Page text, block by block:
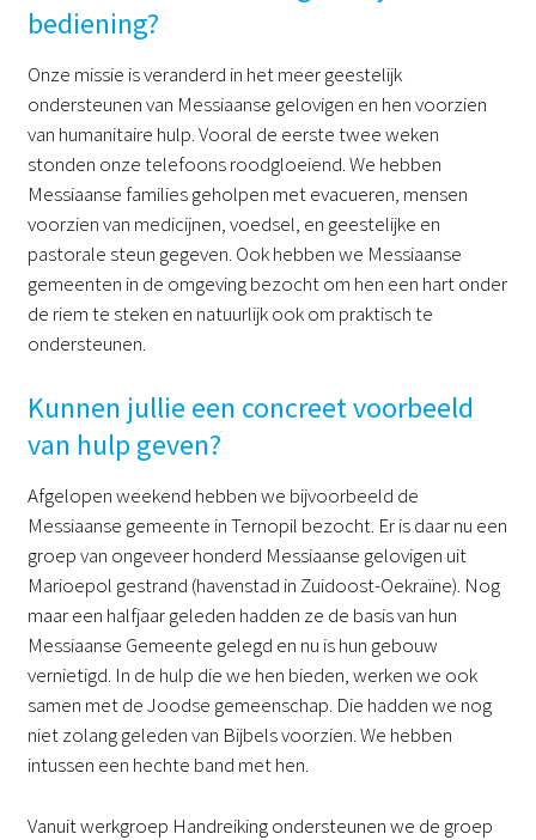
bediening?
Onze missie is veranderd in het meer geestelijk
ondersteunen van Messiaanse gelovigen en hen voorzien
van humanitaire hulp. Vooral de eerste twee weken
stonden onze telefoons roodgloeiend. We hebben
Messiaanse families geholpen met evacueren, mensen
voorzien van medicijnen, voedsel, en geestelijke en
pastorale steun gegeven. Ook hebben we Messiaanse
gemeenten in de omgeving bezocht om hen een hart onder
de riem te steken en natuurlijk ook om praktisch te
ondersteunen.
Kunnen jullie een concreet voorbeeld
van hulp geven?
Afgelopen weekend hebben we bijvoorbeeld de
Messiaanse gemeente in Ternopil bezocht. Er is daar nu een
groep van ongeveer honderd Messiaanse gelovigen uit
Marioepol gestrand (havenstad in Zuidoost-Oekraïne). Nog
maar een halfjaar geleden hadden ze de basis van hun
Messiaanse Gemeente gelegd en nu is hun gebouw
vernietigd. In de hulp die we hen bieden, werken we ook
samen met de Joodse gemeenschap. Die hadden we nog
niet zolang geleden van Bijbels voorzien. We hebben
intussen een hechte band met hen.
Vanuit werkgroep Handreiking ondersteunen we de groep